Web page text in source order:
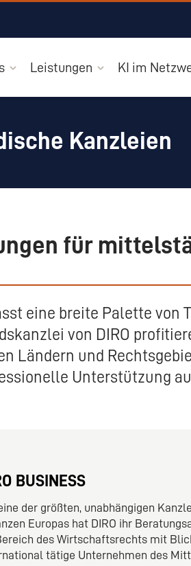
Leistungen KI im
Kanzleien
für
eine breite Palette von
von DIRO
Ländern und
Unterstützung
BUSINESS
der größten, unabhängigen
Europas hat DIRO ihr
des Wirtschaftsrechts mit
tätige Unternehmen des